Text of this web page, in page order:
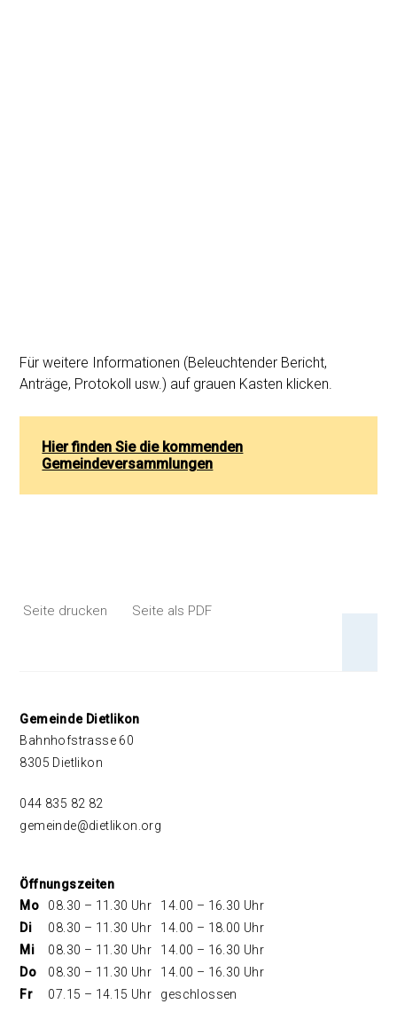
Für weitere Informationen (Beleuchtender Bericht,
Anträge, Protokoll usw.) auf grauen Kasten klicken.
Hier finden Sie die kommenden
Gemeindeversammlungen
Seite drucken Seite als PDF
Footer
Gemeinde Dietlikon
Bahnhofstrasse 60
8305 Dietlikon
044 835 82 82
gemeinde@dietlikon.org
Öffnungszeiten
Mo
08.30 – 11.30 Uhr
14.00 – 16.30 Uhr
Di
08.30 – 11.30 Uhr
14.00 – 18.00 Uhr
Mi
08.30 – 11.30 Uhr
14.00 – 16.30 Uhr
Do
08.30 – 11.30 Uhr
14.00 – 16.30 Uhr
Fr
07.15 – 14.15 Uhr geschlossen